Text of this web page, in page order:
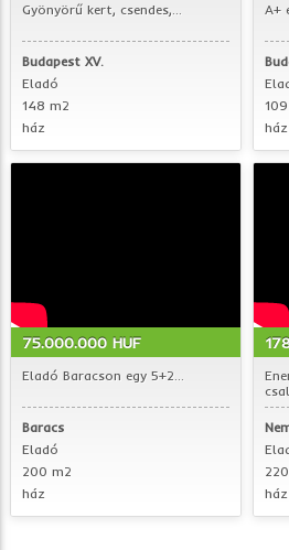
Gyönyörű kert, csendes,...
Budapest XV.
Eladó
148 m2
ház
A+
ház
75.000.000 HUF
Eladó Baracson egy 5+2...
Baracs
Eladó
200 m2
ház
ház